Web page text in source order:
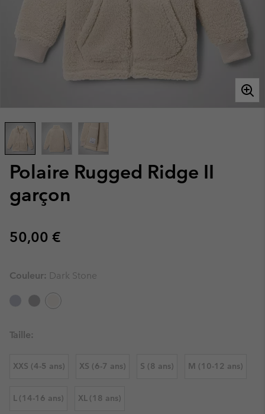
Polaire Rugged Ridge II
garçon
Regular price:
50,00 €
Couleur: Dark Stone
Taille:
XXS (4-5 ans) XS (6-7 ans) S (8 ans) M (10-12 ans)
L (14-16 ans) XL (18 ans)